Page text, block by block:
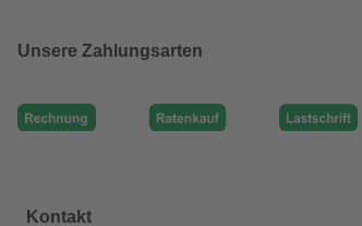
Unsere Zahlungsarten
Kontakt